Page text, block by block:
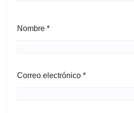
Nombre *
Correo electrónico *